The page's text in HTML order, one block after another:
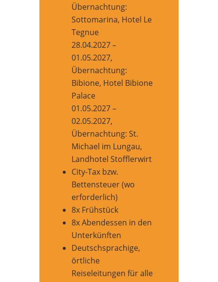
Übernachtung:
Sottomarina, Hotel Le
Tegnue
28.04.2027 –
01.05.2027,
Übernachtung:
Bibione, Hotel Bibione
Palace
01.05.2027 –
02.05.2027,
Übernachtung: St.
Michael im Lungau,
Landhotel Stofflerwirt
City-Tax bzw.
Bettensteuer (wo
erforderlich)
8x Frühstück
8x Abendessen in den
Unterkünften
Deutschsprachige,
örtliche
Reiseleitungen für alle